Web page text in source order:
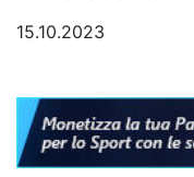
15.10.2023